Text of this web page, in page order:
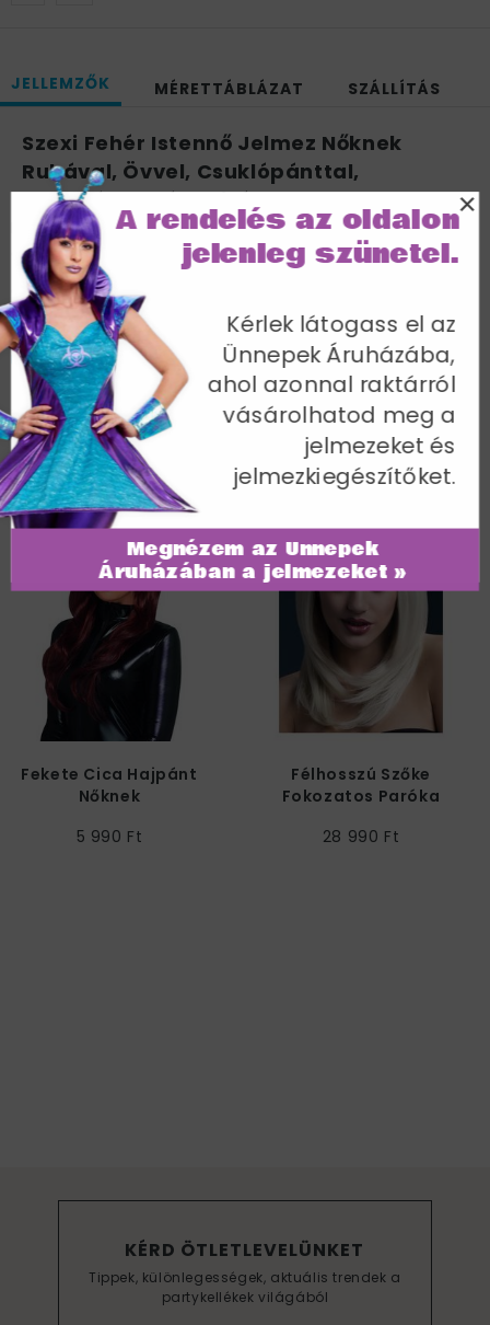
JELLEMZŐK MÉRETTÁBLÁZAT SZÁLLÍTÁS
Szexi Fehér Istennő Jelmez Nőknek
Ruhával, Övvel, Csuklópánttal,
Nyakpánttal és Fejdísszel - L
Mellbőség 102-107 cm / Derékbőség 81-86 cm /
Csípőméret 108-113 cm / Belső lábhossz 84 cm
Cikkszám: 20561L
További termékek a kategóriában
Fekete Cica Hajpánt
Nőknek
5 990 Ft
Félhosszú Szőke
Fokozatos Paróka
28 990 Ft
KÉRD ÖTLETLEVELÜNKET
Tippek, különlegességek, aktuális trendek a
partykellékek világából
Megnézem az Ünnepek
Áruházában a jelmezeket »
Kérlek látogass el az
Ünnepek Áruházába,
ahol azonnal raktárról
vásárolhatod meg a
jelmezeket és
jelmezkiegészítőket.
A rendelés az oldalon
jelenleg szünetel.
×